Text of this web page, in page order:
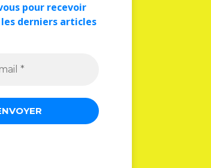
pour recevoir
derniers articles